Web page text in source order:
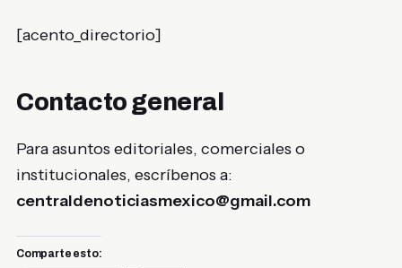
[acento_directorio]
Contacto general
Para asuntos editoriales, comerciales o
institucionales, escríbenos a:
centraldenoticiasmexico@gmail.com
Comparte esto: